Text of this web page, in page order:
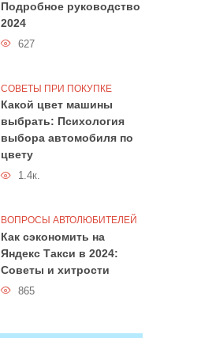
Подробное руководство
2024
627
СОВЕТЫ ПРИ ПОКУПКЕ
Какой цвет машины
выбрать: Психология
выбора автомобиля по
цвету
1.4к.
ВОПРОСЫ АВТОЛЮБИТЕЛЕЙ
Как сэкономить на
Яндекс Такси в 2024:
Советы и хитрости
865